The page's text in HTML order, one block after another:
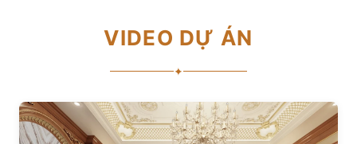
VIDEO DỰ ÁN
✦